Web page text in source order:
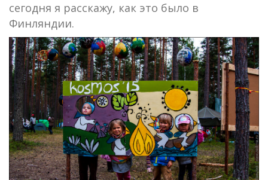
сегодня я расскажу, как это было в
Финляндии.